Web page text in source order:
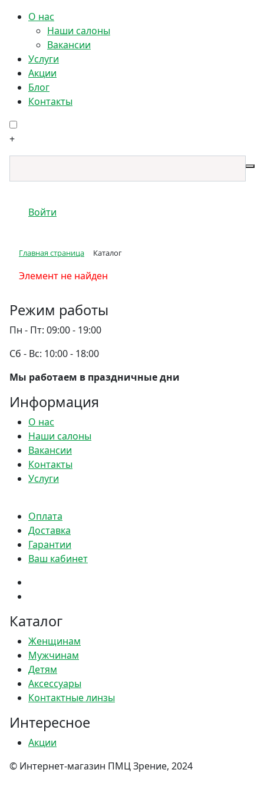
О нас
Наши салоны
Вакансии
Услуги
Акции
Блог
Контакты
+
Войти
Главная страница Каталог
Элемент не найден
Режим работы
Пн - Пт: 09:00 - 19:00
Сб - Вс: 10:00 - 18:00
Мы работаем в праздничные дни
Информация
О нас
Наши салоны
Вакансии
Контакты
Услуги
Оплата
Доставка
Гарантии
Ваш кабинет
Каталог
Женщинам
Мужчинам
Детям
Аксессуары
Контактные линзы
Интересное
Акции
© Интернет-магазин ПМЦ Зрение, 2024